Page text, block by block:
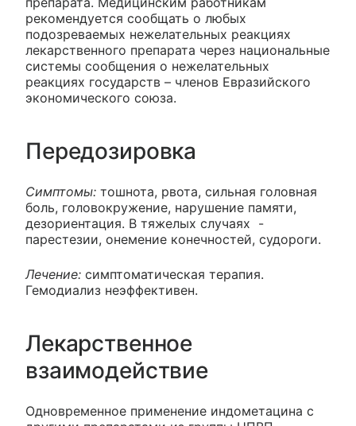
рекомендуется сообщать о любых
подозреваемых нежелательных реакциях
лекарственного препарата через национальные
системы сообщения о нежелательных
реакциях государств – членов Евразийского
экономического союза.
Передозировка
Cимптомы: тошнота, рвота, сильная головная
боль, головокружение, нарушение памяти,
дезориентация. В тяжелых случаях -
парестезии, онемение конечностей, судороги.
Лечение: симптоматическая терапия.
Гемодиализ неэффективен.
Лекарственное
взаимодействие
Одновременное применение индометацина с